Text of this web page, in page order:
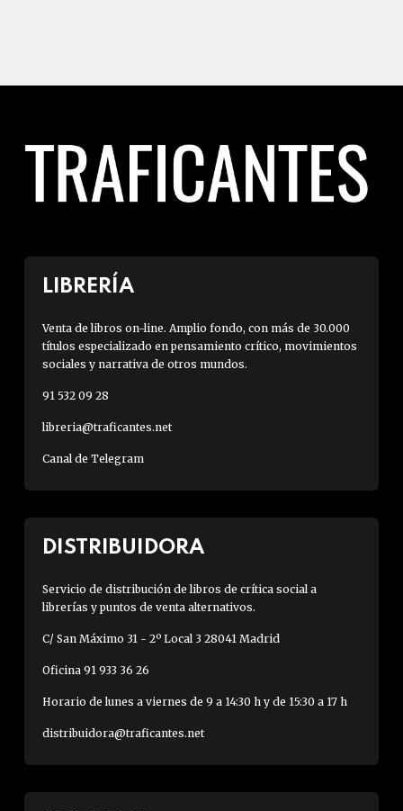
LIBRERÍA
Venta de libros on-line. Amplio fondo, con más de 30.000
títulos especializado en pensamiento crítico, movimientos
sociales y narrativa de otros mundos.
91 532 09 28
libreria@traficantes.net
Canal de Telegram
DISTRIBUIDORA
Servicio de distribución de libros de crítica social a
librerías y puntos de venta alternativos.
C/ San Máximo 31 - 2º Local 3 28041 Madrid
Oficina 91 933 36 26
Horario de lunes a viernes de 9 a 14:30 h y de 15:30 a 17 h
distribuidora@traficantes.net